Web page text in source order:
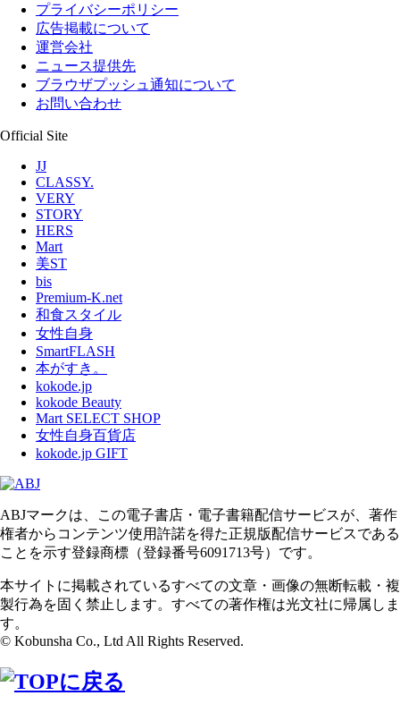
プライバシーポリシー
広告掲載について
運営会社
ニュース提供先
ブラウザプッシュ通知について
お問い合わせ
Official Site
JJ
CLASSY.
VERY
STORY
HERS
Mart
美ST
bis
Premium-K.net
和食スタイル
女性自身
SmartFLASH
本がすき。
kokode.jp
kokode Beauty
Mart SELECT SHOP
女性自身百貨店
kokode.jp GIFT
ABJマークは、この電子書店・電子書籍配信サービスが、著作
権者からコンテンツ使用許諾を得た正規版配信サービスである
ことを示す登録商標（登録番号6091713号）です。
本サイトに掲載されているすべての文章・画像の無断転載・複
製行為を固く禁止します。すべての著作権は光文社に帰属しま
す。
© Kobunsha Co., Ltd All Rights Reserved.